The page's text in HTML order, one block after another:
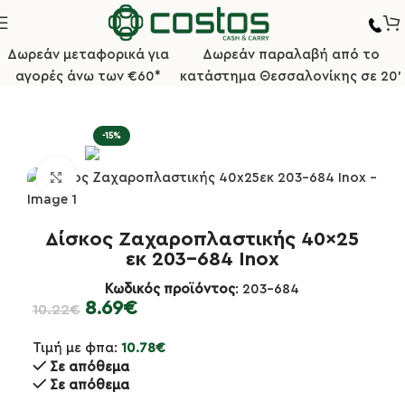
Δωρεάν μεταφορικά για
αγορές άνω των €60*
Δωρεάν παραλαβή από το
κατάστημα Θεσσαλονίκης σε 20'
Κουζίνα Ταψιά/Φόρμες/Δίσκοι/Σχάρες Ψησίματος
-15%
Κλικ για μεγέθυνση
Δίσκος Ζαχαροπλαστικής 40×25
εκ 203-684 Inox
Κωδικός προϊόντος: 203-684
10.22€ 8.69€
Τιμή με φπα: 10.78€
Σε απόθεμα
Σε απόθεμα